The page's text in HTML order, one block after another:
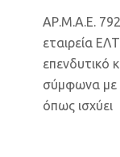
ΑΡ.Μ.Α.Ε.
εταιρεία
επενδυτικό
σύμφωνα με
όπως ισχύει